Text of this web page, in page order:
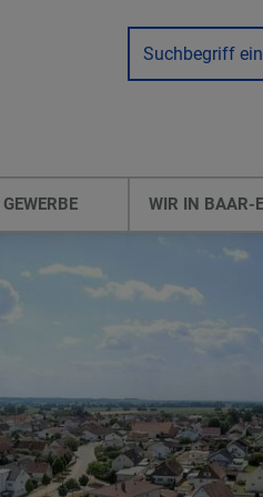
WIR IN BAAR-